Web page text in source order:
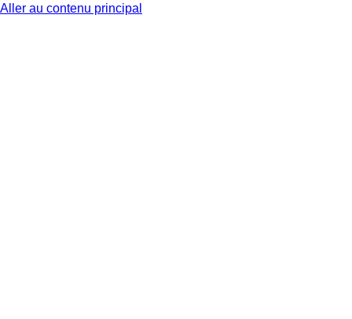
Aller au contenu principal